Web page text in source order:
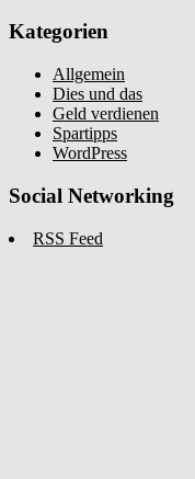
Kategorien
Allgemein
Dies und das
Geld verdienen
Spartipps
WordPress
Social Networking
RSS Feed